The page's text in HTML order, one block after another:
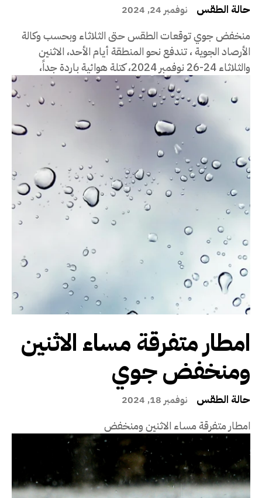
حالة الطقس نوفمبر 24, 2024
منخفض جوي توقعات الطقس حتى الثلاثاء وبحسب وكالة
الأرصاد الجوية ، تندفع نحو المنطقة أيام الأحد، الاثنين
والثلاثاء 24-26 نوفمبر 2024، كتلة هوائية باردة جداً،
امطار متفرقة مساء الاثنين
ومنخفض جوي
حالة الطقس نوفمبر 18, 2024
امطار متفرقة مساء الاثنين ومنخفض